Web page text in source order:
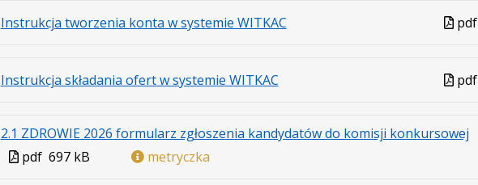
Instrukcja tworzenia konta w systemie WITKAC...
Plik
pdf
Instrukcja składania ofert w systemie WITKAC.
formacie:
.
2.29
.
w
Plik
pdf
2.1 ZDROWIE 2026 formularz zgłoszenia kandydatów do komisji konkursowej...
Plik
pdf 697 kB metryczka